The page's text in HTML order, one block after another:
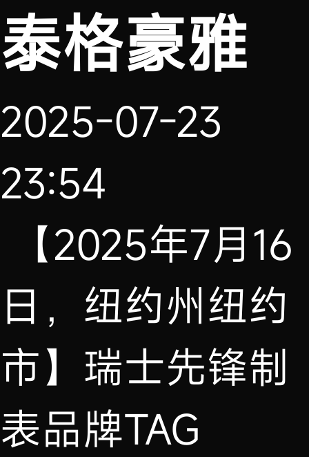
泰格豪雅
2025-07-23
23:54
【2025年7月16
日，纽约州纽约
市】瑞士先锋制
表品牌TAG